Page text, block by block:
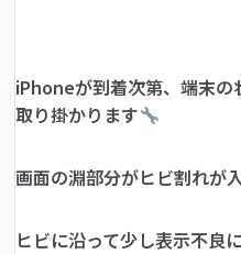
iPhoneが到着次第、端末
取り掛かります
画面の淵部分がヒビ割れが
ヒビに沿って少し表示不良